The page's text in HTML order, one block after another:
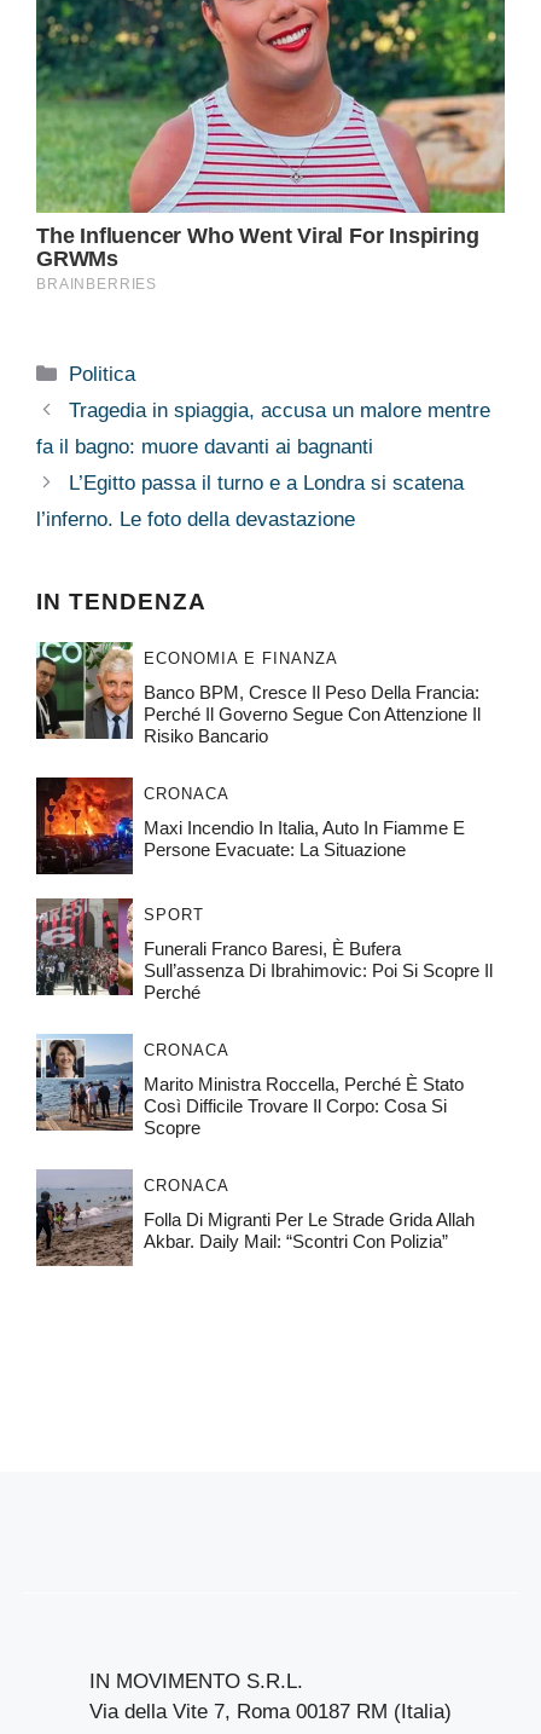
Categorie
Politica
Tragedia in spiaggia, accusa un malore mentre
fa il bagno: muore davanti ai bagnanti
L’Egitto passa il turno e a Londra si scatena
l’inferno. Le foto della devastazione
IN TENDENZA
ECONOMIA E FINANZA
Banco BPM, Cresce Il Peso Della Francia:
Perché Il Governo Segue Con Attenzione Il
Risiko Bancario
CRONACA
Maxi Incendio In Italia, Auto In Fiamme E
Persone Evacuate: La Situazione
SPORT
Funerali Franco Baresi, È Bufera
Sull’assenza Di Ibrahimovic: Poi Si Scopre Il
Perché
CRONACA
Marito Ministra Roccella, Perché È Stato
Così Difficile Trovare Il Corpo: Cosa Si
Scopre
CRONACA
Folla Di Migranti Per Le Strade Grida Allah
Akbar. Daily Mail: “Scontri Con Polizia”
IN MOVIMENTO S.R.L.
Via della Vite 7, Roma 00187 RM (Italia)